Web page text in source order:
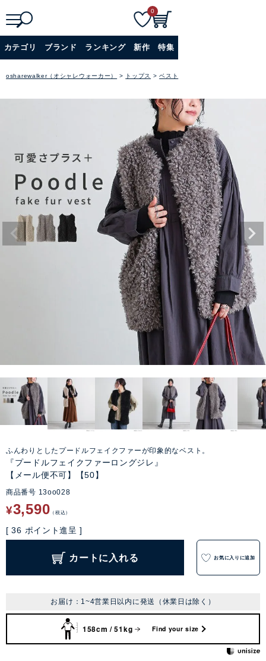
詳細検索
0
カテゴリ ブランド ランキング 新作 特集
osharewalker（オシャレウォーカー） トップス ベスト
ふんわりとしたプードルフェイクファーが印象的なベスト。
『プードルフェイクファーロングジレ』
【メール便不可】【50】
商品番号 13oo028
¥3,590 税込
[ 36 ポイント進呈 ]
カートに入れる お気に入りに追加
お届け：1~4営業日以内に発送（休業日は除く）
158cm / 51kg Find your size